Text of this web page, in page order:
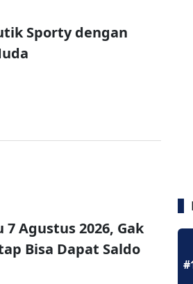
Sporty dengan
Agustus 2026, Gak
Bisa Dapat Saldo